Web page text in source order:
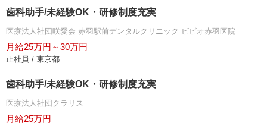
歯科助手/未経験OK・研修制度充実
医療法人社団咲愛会 赤羽駅前デンタルクリニック ビビオ赤羽医院
月給25万円～30万円
正社員 / 東京都
歯科助手/未経験OK・研修制度充実
医療法人社団クラリス
月給25万円